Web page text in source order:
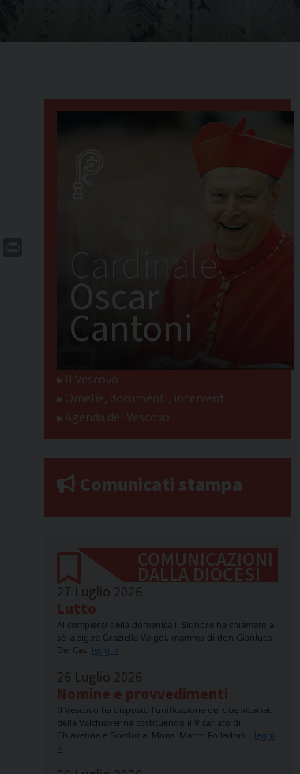
Cardinale
Oscar
Cantoni
Il Vescovo
Omelie, documenti, interventi
Agenda del Vescovo
Comunicati stampa
COMUNICAZIONI
DALLA DIOCESI
27 Luglio 2026
Lutto
Al compiersi della domenica il Signore ha chiamato a
sé la sig.ra Graziella Valgoi, mamma di don Gianluca
Dei Cas. leggi »
26 Luglio 2026
Nomine e provvedimenti
Il Vescovo ha disposto l’unificazione dei due vicariati
della Valchiavenna costituendo il Vicariato di
Chiavenna e Gordona. Mons. Marco Folladori… leggi
»